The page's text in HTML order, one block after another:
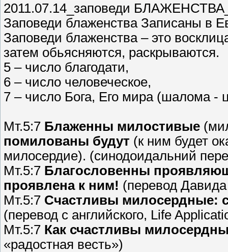
2011.07.14_заповеди
Заповеди блаженства Записаны в
Заповеди блаженства – это
затем обьясняются, раскрываются.
5 – число благодати,
6 – число человеческое,
7 – число Бога, Его мира (шалома -
Мт.5:7 Блаженны милостивые
помилованы будут (к ним будет
милосердие). (синодоидальний
Мт.5:7 Благословенны
проявлена к ним! (перевод
Мт.5:7 Счастливы милосердные:
(перевод с английского, Life
Мт.5:7 Как счастливы
«радостная весть»)